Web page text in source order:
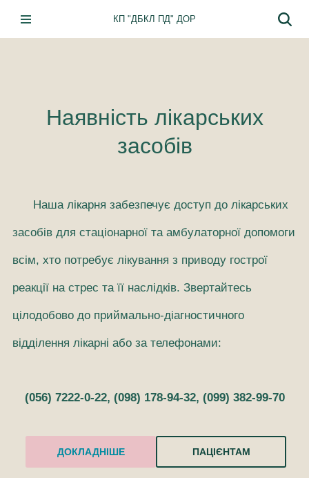
Перейти
КП "ДБКЛ ПД" ДОР
Наявність лікарських
засобів
Наша лікарня забезпечує доступ до лікарських
засобів для стаціонарної та амбулаторної допомоги
всім, хто потребує лікування з приводу гострої
реакції на стрес та її наслідків. Звертайтесь
цілодобово до приймально-діагностичного
відділення лікарні або за телефонами:
(056) 7222-0-22, (098) 178-94-32, (099) 382-99-70
ДОКЛАДНІШЕ ПАЦІЄНТАМ